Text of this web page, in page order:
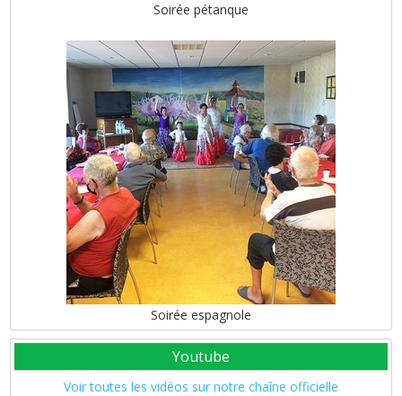
Soirée pétanque
Soirée espagnole
Youtube
Voir toutes les vidéos sur notre chaîne officielle